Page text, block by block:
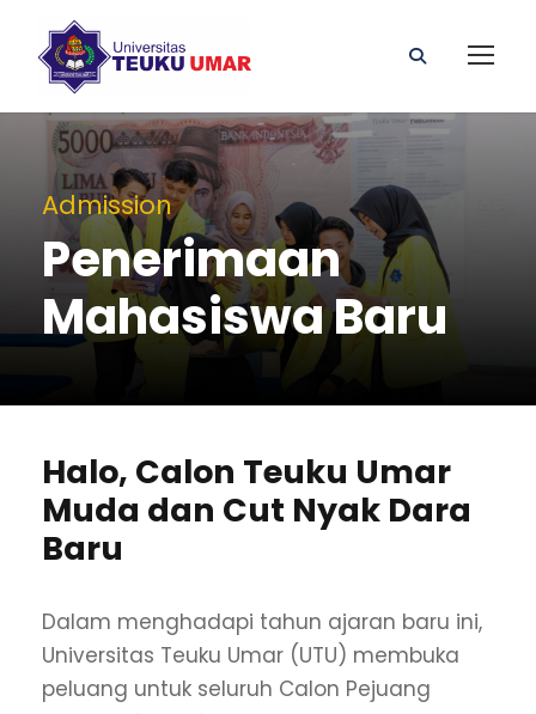
Admission
Penerimaan
Mahasiswa Baru
Halo, Calon Teuku Umar
Muda dan Cut Nyak Dara
Baru
Dalam menghadapi tahun ajaran baru ini,
Universitas Teuku Umar (UTU) membuka
peluang untuk seluruh Calon Pejuang